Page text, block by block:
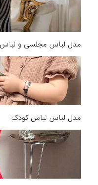
مدل لباس مجلسی و
مدل لباس لباس کودک